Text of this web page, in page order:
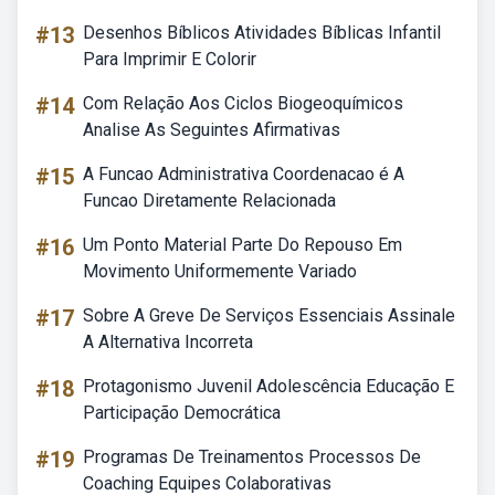
#13 Desenhos Bíblicos Atividades Bíblicas Infantil
Para Imprimir E Colorir
#14 Com Relação Aos Ciclos Biogeoquímicos
Analise As Seguintes Afirmativas
#15 A Funcao Administrativa Coordenacao é A
Funcao Diretamente Relacionada
#16 Um Ponto Material Parte Do Repouso Em
Movimento Uniformemente Variado
#17 Sobre A Greve De Serviços Essenciais Assinale
A Alternativa Incorreta
#18 Protagonismo Juvenil Adolescência Educação E
Participação Democrática
#19 Programas De Treinamentos Processos De
Coaching Equipes Colaborativas